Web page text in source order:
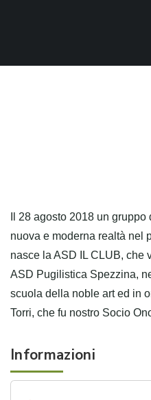
Il 28 agosto 2018 un
nuova e moderna realtà nel
nasce la ASD IL CLUB, che
ASD Pugilistica Spezzina,
scuola della noble art ed in
Torri, che fu nostro Socio
Informazioni